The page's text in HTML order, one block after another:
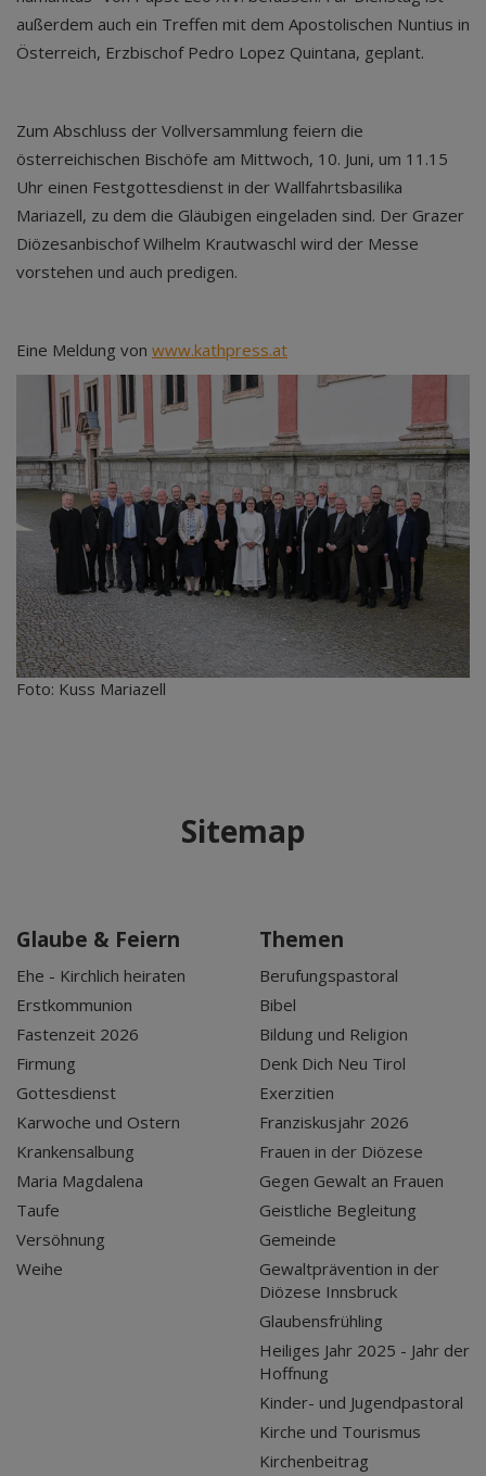
außerdem auch ein Treffen mit dem Apostolischen Nuntius in
Österreich, Erzbischof Pedro Lopez Quintana, geplant.
Zum Abschluss der Vollversammlung feiern die
österreichischen Bischöfe am Mittwoch, 10. Juni, um 11.15
Uhr einen Festgottesdienst in der Wallfahrtsbasilika
Mariazell, zu dem die Gläubigen eingeladen sind. Der Grazer
Diözesanbischof Wilhelm Krautwaschl wird der Messe
vorstehen und auch predigen.
Eine Meldung von www.kathpress.at
Foto: Kuss Mariazell
Sitemap
Glaube & Feiern
Ehe - Kirchlich heiraten
Erstkommunion
Fastenzeit 2026
Firmung
Gottesdienst
Karwoche und Ostern
Krankensalbung
Maria Magdalena
Taufe
Versöhnung
Weihe
Themen
Berufungspastoral
Bibel
Bildung und Religion
Denk Dich Neu Tirol
Exerzitien
Franziskusjahr 2026
Frauen in der Diözese
Gegen Gewalt an Frauen
Geistliche Begleitung
Gemeinde
Gewaltprävention in der
Diözese Innsbruck
Glaubensfrühling
Heiliges Jahr 2025 - Jahr der
Hoffnung
Kinder- und Jugendpastoral
Kirche und Tourismus
Kirchenbeitrag